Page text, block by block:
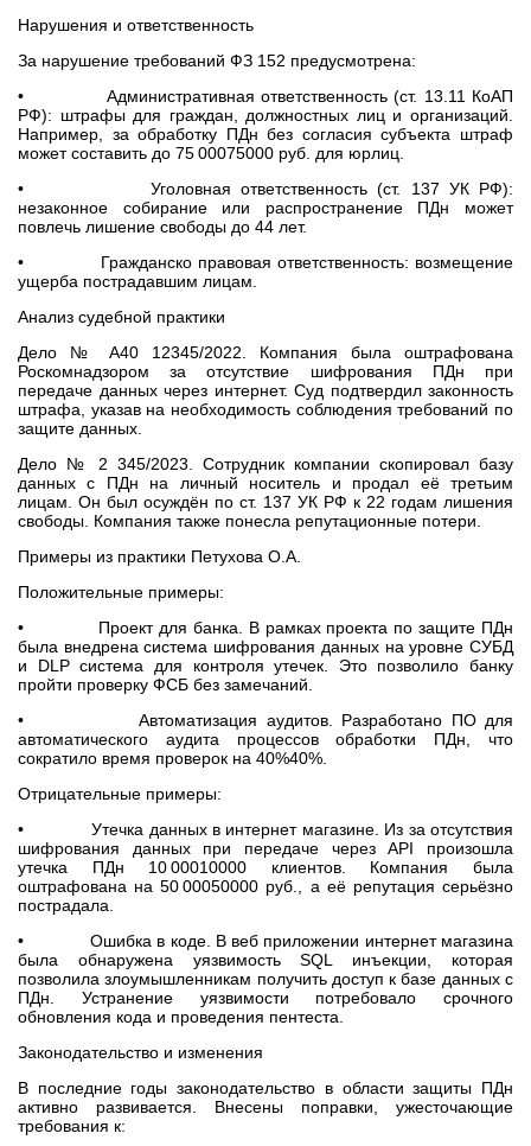
Нарушения и ответственность
За нарушение требований ФЗ 152 предусмотрена:
• Административная ответственность (ст. 13.11 КоАП
РФ): штрафы для граждан, должностных лиц и организаций.
Например, за обработку ПДн без согласия субъекта штраф
может составить до 75 00075000 руб. для юрлиц.
• Уголовная ответственность (ст. 137 УК РФ):
незаконное собирание или распространение ПДн может
повлечь лишение свободы до 44 лет.
• Гражданско правовая ответственность: возмещение
ущерба пострадавшим лицам.
Анализ судебной практики
Дело № А40 12345/2022. Компания была оштрафована
Роскомнадзором за отсутствие шифрования ПДн при
передаче данных через интернет. Суд подтвердил законность
штрафа, указав на необходимость соблюдения требований по
защите данных.
Дело № 2 345/2023. Сотрудник компании скопировал базу
данных с ПДн на личный носитель и продал её третьим
лицам. Он был осуждён по ст. 137 УК РФ к 22 годам лишения
свободы. Компания также понесла репутационные потери.
Примеры из практики Петухова О.А.
Положительные примеры:
• Проект для банка. В рамках проекта по защите ПДн
была внедрена система шифрования данных на уровне СУБД
и DLP система для контроля утечек. Это позволило банку
пройти проверку ФСБ без замечаний.
• Автоматизация аудитов. Разработано ПО для
автоматического аудита процессов обработки ПДн, что
сократило время проверок на 40%40%.
Отрицательные примеры:
• Утечка данных в интернет магазине. Из за отсутствия
шифрования данных при передаче через API произошла
утечка ПДн 10 00010000 клиентов. Компания была
оштрафована на 50 00050000 руб., а её репутация серьёзно
пострадала.
• Ошибка в коде. В веб приложении интернет магазина
была обнаружена уязвимость SQL инъекции, которая
позволила злоумышленникам получить доступ к базе данных с
ПДн. Устранение уязвимости потребовало срочного
обновления кода и проведения пентеста.
Законодательство и изменения
В последние годы законодательство в области защиты ПДн
активно развивается. Внесены поправки, ужесточающие
требования к: